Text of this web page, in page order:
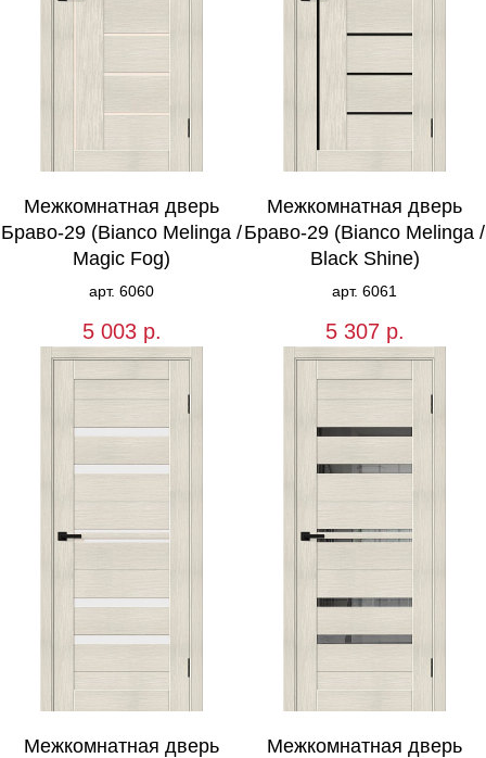
Межкомнатная дверь
Браво-29 (Bianco Melinga /
Magic Fog)
арт. 6060
5 003 р.
Межкомнатная дверь
Браво-29 (Bianco Melinga /
Black Shine)
арт. 6061
5 307 р.
Межкомнатная дверь
Межкомнатная дверь